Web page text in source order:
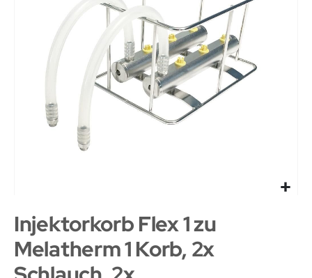
Injektorkorb Flex 1 zu
Melatherm 1 Korb, 2x